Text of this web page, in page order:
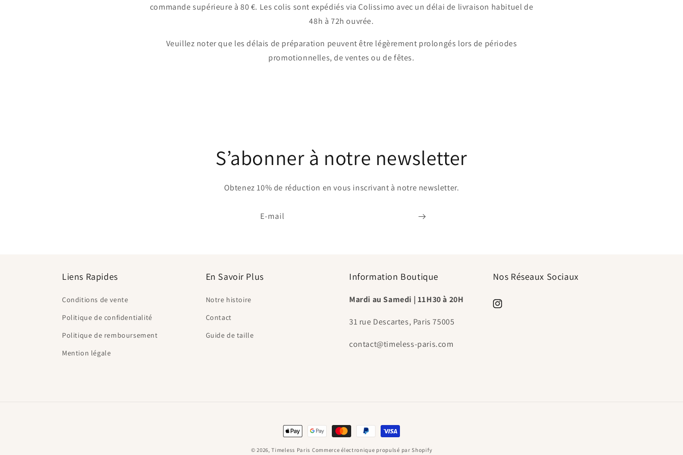
commande supérieure à 80 €. Les colis sont expédiés via Colissimo avec un délai de livraison habituel de
48h à 72h ouvrée.
Veuillez noter que les délais de préparation peuvent être légèrement prolongés lors de périodes
promotionnelles, de ventes ou de fêtes.
S’abonner à notre newsletter
Obtenez 10% de réduction en vous inscrivant à notre newsletter.
E-mail
Liens Rapides
Conditions de vente
Politique de confidentialité
Politique de remboursement
Mention légale
En Savoir Plus
Notre histoire
Contact
Guide de taille
Information Boutique
Mardi au Samedi | 11H30 à 20H
31 rue Descartes, Paris 75005
contact@timeless-paris.com
Nos Réseaux Sociaux
https://www.instagram.com/timeless.paris.shop/
Moyens
de
© 2026,Timeless Paris Commerce électronique propulsé par Shopify